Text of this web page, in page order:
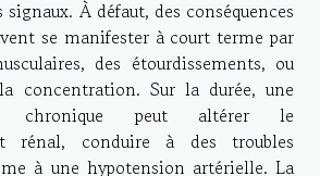
signaux. À défaut, des conséquences
se manifester à court terme par
des étourdissements, ou
concentration. Sur la durée, une
chronique peut altérer le
rénal, conduire à des troubles
à une hypotension artérielle. La